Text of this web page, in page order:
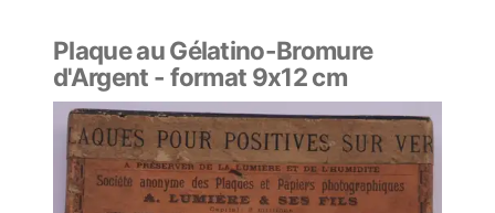
Plaque au Gélatino-Bromure
d'Argent - format 9x12 cm